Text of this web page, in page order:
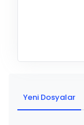
Yeni Dosyalar